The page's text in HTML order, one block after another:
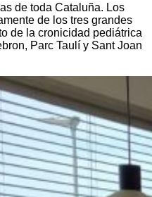
de toda Cataluña. Los
de los tres grandes
de la cronicidad pediátrica
Parc Taulí y Sant Joan